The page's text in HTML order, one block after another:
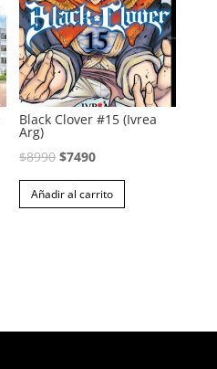
Black Clover #15 (Ivrea
Arg)
$8990 El
precio
original
$7490El
precio
actual
Añadir al carrito